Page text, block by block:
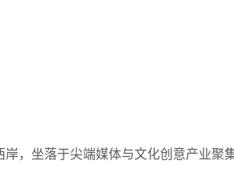
，坐落于尖端媒体与文化创意产业聚